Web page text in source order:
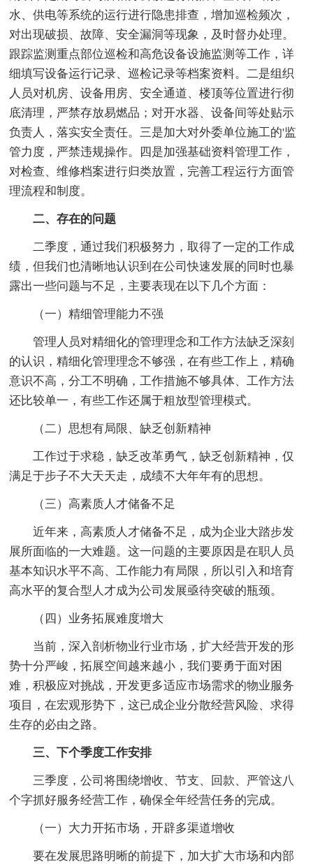
水、供电等系统的运行进行隐患排查，增加巡检频次，
对出现破损、故障、安全漏洞等现象，及时督办处理。
跟踪监测重点部位巡检和高危设备设施监测等工作，详
细填写设备运行记录、巡检记录等档案资料。二是组织
人员对机房、设备用房、安全通道、楼顶等位置进行彻
底清理，严禁存放易燃品；对开水器、设备间等处贴示
负责人，落实安全责任。三是加大对外委单位施工的'监
管力度，严禁违规操作。四是加强基础资料管理工作，
对检查、维修档案进行归类放置，完善工程运行方面管
理流程和制度。
二、存在的问题
二季度，通过我们积极努力，取得了一定的工作成
绩，但我们也清晰地认识到在公司快速发展的同时也暴
露出一些问题与不足，主要表现在以下几个方面：
（一）精细管理能力不强
管理人员对精细化的管理理念和工作方法缺乏深刻
的认识，精细化管理理念不够强，在有些工作上，精确
意识不高，分工不明确，工作措施不够具体、工作方法
还比较单一，有些工作还属于粗放型管理模式。
（二）思想有局限、缺乏创新精神
工作过于求稳，缺乏改革勇气，缺乏创新精神，仅
满足于步子不大天天走，成绩不大年年有的思想。
（三）高素质人才储备不足
近年来，高素质人才储备不足，成为企业大踏步发
展所面临的一大难题。这一问题的主要原因是在职人员
基本知识水平不高、工作能力有局限，所以引入和培育
高水平的复合型人才成为公司发展亟待突破的瓶颈。
（四）业务拓展难度增大
当前，深入剖析物业行业市场，扩大经营开发的形
势十分严峻，拓展空间越来越小，我们要勇于面对困
难，积极应对挑战，开发更多适应市场需求的物业服务
项目，在宏观形势下，这已成企业分散经营风险、求得
生存的必由之路。
三、下个季度工作安排
三季度，公司将围绕增收、节支、回款、严管这八
个字抓好服务经营工作，确保全年经营任务的完成。
（一）大力开拓市场，开辟多渠道增收
要在发展思路明晰的前提下，加大扩大市场和内部